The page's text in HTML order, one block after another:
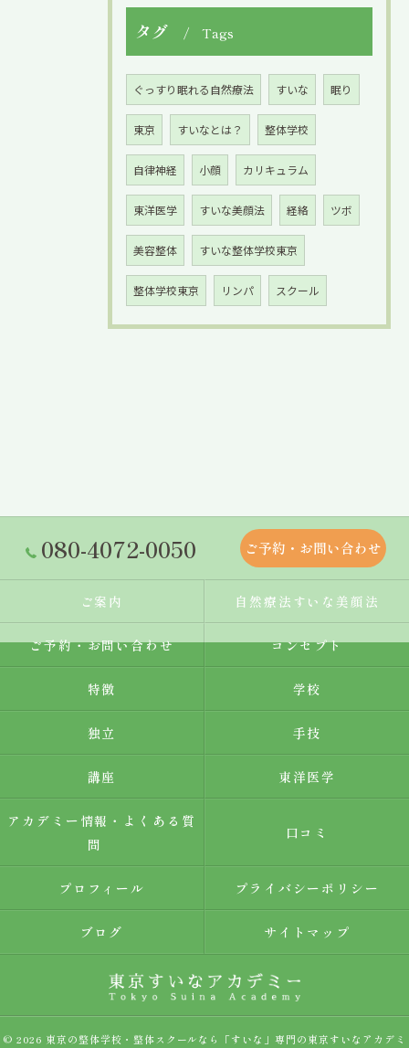
タグ Tags
ぐっすり眠れる自然療法 すいな 眠り
東京 すいなとは？ 整体学校
自律神経 小顔 カリキュラム
東洋医学 すいな美顔法 経絡 ツボ
美容整体 すいな整体学校東京
整体学校東京 リンパ スクール
080-4072-0050 ご予約・お問い合わせ
ご案内 自然療法すいな美顔法
ご予約・お問い合わせ コンセプト
特徴 学校
独立 手技
講座 東洋医学
アカデミー情報・よくある質
問
口コミ
プロフィール プライバシーポリシー
ブログ サイトマップ
© 2026 東京の整体学校・整体スクールなら「すいな」専門の東京すいなアカデミ